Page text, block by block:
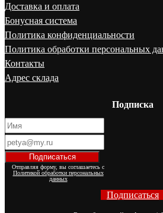
Доставка и оплата
Бонусная система
Политика конфиденциальности
Политика обработки персональных
Контакты
Адрес склада
Подписка
Отправляя форму, вы соглашаетесь с
Политикой обработки персональных
данных
Подписаться